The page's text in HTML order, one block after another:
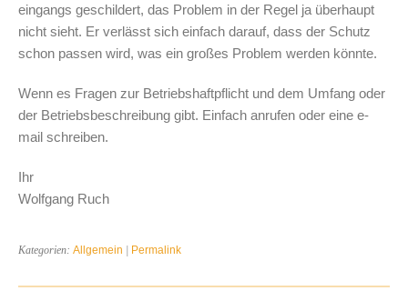
eingangs geschildert, das Problem in der Regel ja überhaupt
nicht sieht. Er verlässt sich einfach darauf, dass der Schutz
schon passen wird, was ein großes Problem werden könnte.
Wenn es Fragen zur Betriebshaftpflicht und dem Umfang oder
der Betriebsbeschreibung gibt. Einfach anrufen oder eine e-
mail schreiben.
Ihr
Wolfgang Ruch
Kategorien: Allgemein | Permalink